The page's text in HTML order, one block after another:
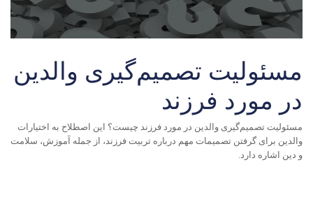
مسئولیت تصمیم‌گیری والدین
در مورد فرزند
مسئولیت تصمیم‌گیری والدین در مورد فرزند چیست؟ این اصطلاح به اختیارات
والدین برای گرفتن تصمیمات مهم درباره تربیت فرزند، از جمله آموزش، سلامت
و دین اشاره دارد.